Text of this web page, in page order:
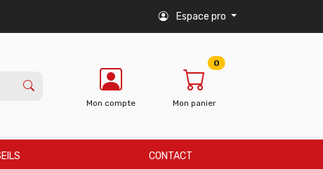
Espace pro
Mon compte Mon panier
0
CONTACT